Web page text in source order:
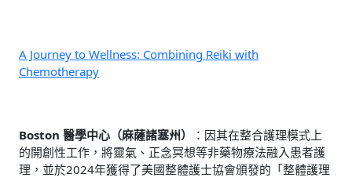
A Journey to Wellness: Combining Reiki with
Chemotherapy
Boston 醫學中心（麻薩諸塞州）
：因其在整合護理模式上
的開創性工作，將靈氣、正念冥想等非藥物療法融入患者護
理，並於2024年獲得了美國整體護士協會頒發的「整體護理